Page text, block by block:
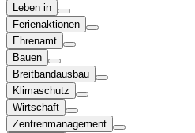
Leben in
Ferienaktionen
Ehrenamt
Bauen
Breitbandausbau
Klimaschutz
Wirtschaft
Zentrenmanagement